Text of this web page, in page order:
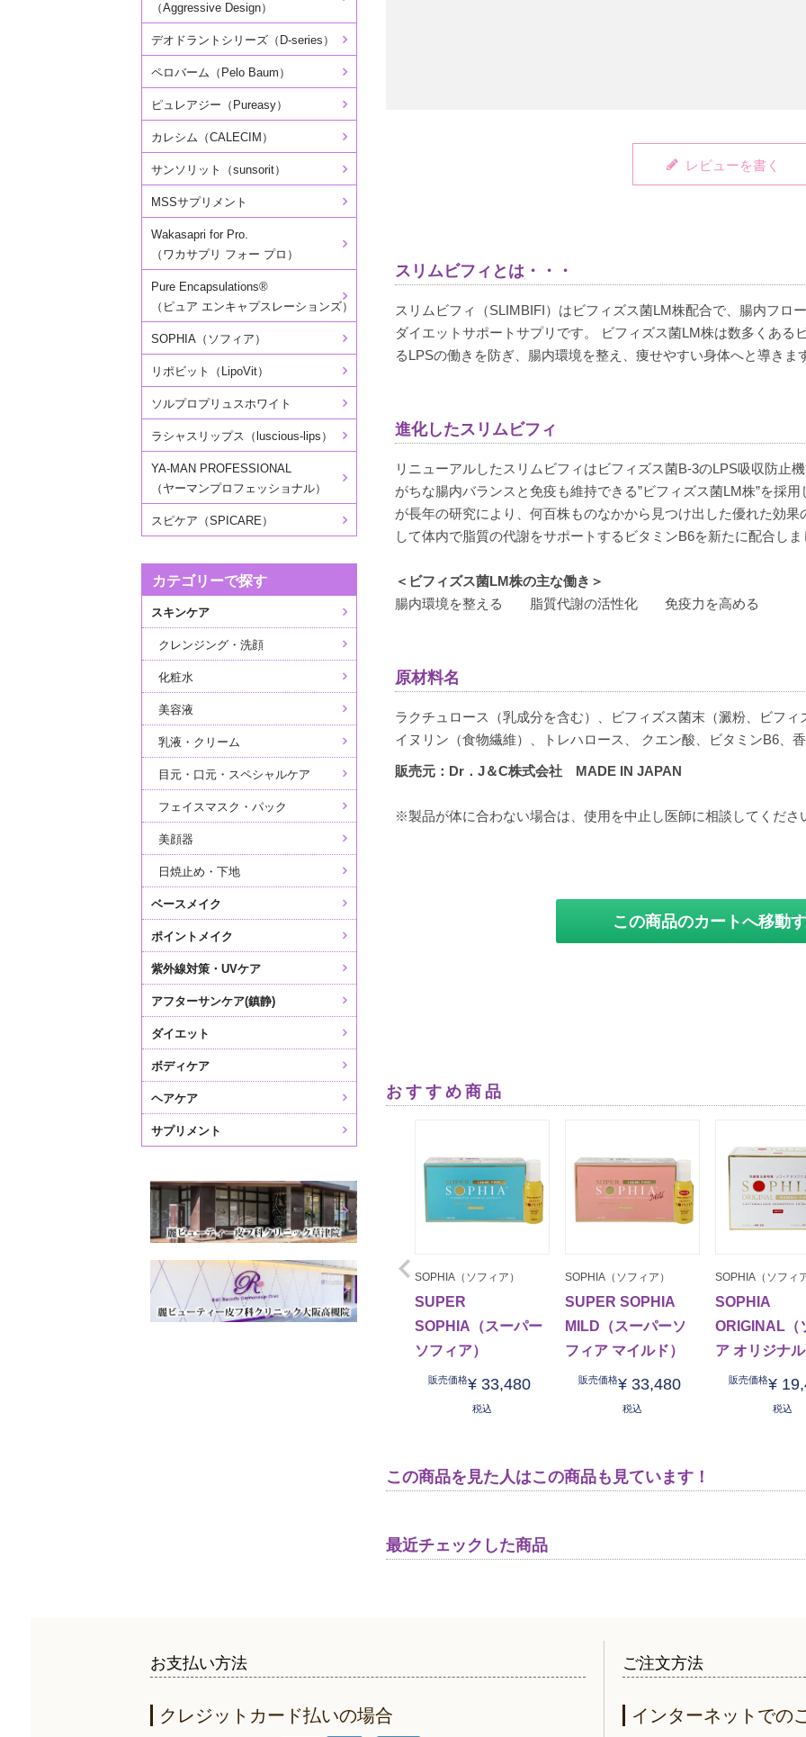
レビューを書く
スリムビフィとは・・・
スリムビフィ（SLIMBIFI）はビフィズス菌LM株配合で、腸内フロ
ダイエットサポートサプリです。 ビフィズス菌LM株は数多くある
るLPSの働きを防ぎ、腸内環境を整え、痩せやすい身体へと導きま
進化したスリムビフィ
リニューアルしたスリムビフィはビフィズス菌B-3のLPS吸収防止
がちな腸内バランスと免疫も維持できる”ビフィズス菌LM株”を採
が長年の研究により、何百株ものなかから見つけ出した優れた効
して体内で脂質の代謝をサポートするビタミンB6を新たに配合しま
＜ビフィズス菌LM株の主な働き＞
腸内環境を整える 脂質代謝の活性化 免疫力を高める
原材料名
ラクチュロース（乳成分を含む）、ビフィズス菌末（澱粉、ビフ
イヌリン（食物繊維）、トレハロース、 クエン酸、ビタミンB6、
販売元：Dr．J＆C株式会社 MADE IN JAPAN
※製品が体に合わない場合は、使用を中止し医師に相談してくださ
この商品のカートへ移動
おすすめ商品
SOPHIA（ソフィア）
SUPER
SOPHIA（スーパー
ソフィア）
販売価格¥ 33,480
税込
SOPHIA（ソフィア）
SUPER SOPHIA
MILD（スーパーソ
フィア マイルド）
販売価格¥ 33,480
税込
SOPHIA（ソフィ
SOPHIA
ORIGINAL（
ア オリジナ
販売価格¥
税込
この商品を見た人はこの商品も見ています！
最近チェックした商品
（Aggressive Design）
デオドラントシリーズ（D-series）
ペロバーム（Pelo Baum）
ピュレアジー（Pureasy）
カレシム（CALECIM）
サンソリット（sunsorit）
MSSサプリメント
Wakasapri for Pro.
（ワカサプリ フォー プロ）
Pure Encapsulations®
（ピュア エンキャプスレーションズ）
SOPHIA（ソフィア）
リポビット（LipoVit）
ソルプロプリュスホワイト
ラシャスリップス（luscious-lips）
YA-MAN PROFESSIONAL
（ヤーマンプロフェッショナル）
スピケア（SPICARE）
カテゴリーで探す
スキンケア
クレンジング・洗顔
化粧水
美容液
乳液・クリーム
目元・口元・スペシャルケア
フェイスマスク・パック
美顔器
日焼止め・下地
ベースメイク
ポイントメイク
紫外線対策・UVケア
アフターサンケア(鎮静)
ダイエット
ボディケア
ヘアケア
サプリメント
お支払い方法
クレジットカード払いの場合
ご注文方法
インターネットでの